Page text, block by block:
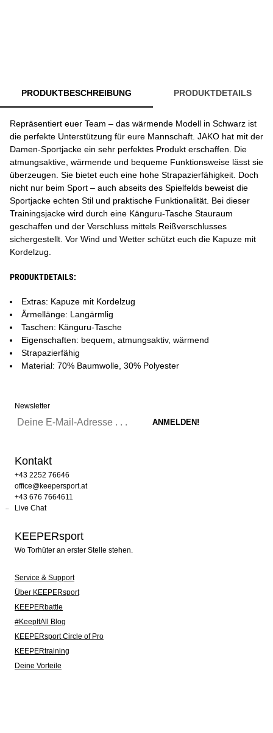
PRODUKTBESCHREIBUNG PRODUKTDETAILS
Repräsentiert euer Team – das wärmende Modell in Schwarz ist
die perfekte Unterstützung für eure Mannschaft. JAKO hat mit der
Damen-Sportjacke ein sehr perfektes Produkt erschaffen. Die
atmungsaktive, wärmende und bequeme Funktionsweise lässt sie
überzeugen. Sie bietet euch eine hohe Strapazierfähigkeit. Doch
nicht nur beim Sport – auch abseits des Spielfelds beweist die
Sportjacke echten Stil und praktische Funktionalität. Bei dieser
Trainingsjacke wird durch eine Känguru-Tasche Stauraum
geschaffen und der Verschluss mittels Reißverschlusses
sichergestellt. Vor Wind und Wetter schützt euch die Kapuze mit
Kordelzug.
PRODUKTDETAILS:
Extras: Kapuze mit Kordelzug
Ärmellänge: Langärmlig
Taschen: Känguru-Tasche
Eigenschaften: bequem, atmungsaktiv, wärmend
Strapazierfähig
Material: 70% Baumwolle, 30% Polyester
Newsletter
Kontakt
+43 2252 76646
office@keepersport.at
+43 676 7664611
Live Chat
KEEPERsport
Wo Torhüter an erster Stelle stehen.
Service & Support
Über KEEPERsport
KEEPERbattle
#KeepItAll Blog
KEEPERsport Circle of Pro
KEEPERtraining
Deine Vorteile